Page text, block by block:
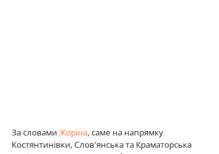
За словами Жоріна, саме на напрямку
Костянтинівки, Слов'янська та Краматорська